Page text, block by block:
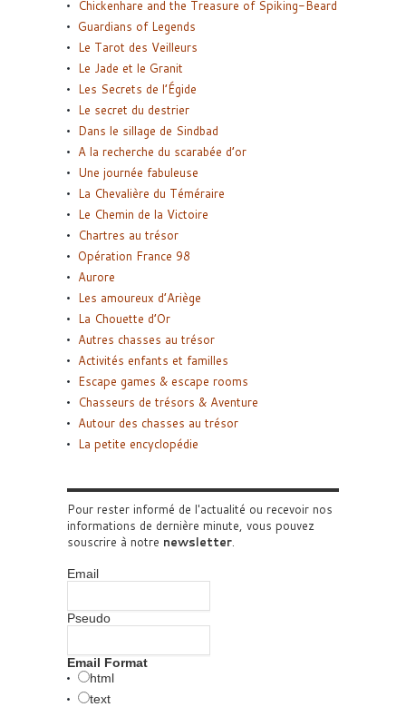
Chickenhare and the Treasure of Spiking-Beard
Guardians of Legends
Le Tarot des Veilleurs
Le Jade et le Granit
Les Secrets de l’Égide
Le secret du destrier
Dans le sillage de Sindbad
A la recherche du scarabée d’or
Une journée fabuleuse
La Chevalière du Téméraire
Le Chemin de la Victoire
Chartres au trésor
Opération France 98
Aurore
Les amoureux d’Ariège
La Chouette d’Or
Autres chasses au trésor
Activités enfants et familles
Escape games & escape rooms
Chasseurs de trésors & Aventure
Autour des chasses au trésor
La petite encyclopédie
Pour rester informé de l'actualité ou recevoir nos
informations de dernière minute, vous pouvez
souscrire à notre newsletter.
Email
Pseudo
Email Format
html
text